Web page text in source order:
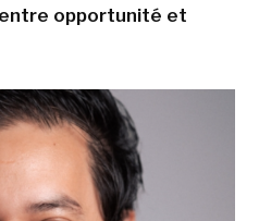
opportunité et